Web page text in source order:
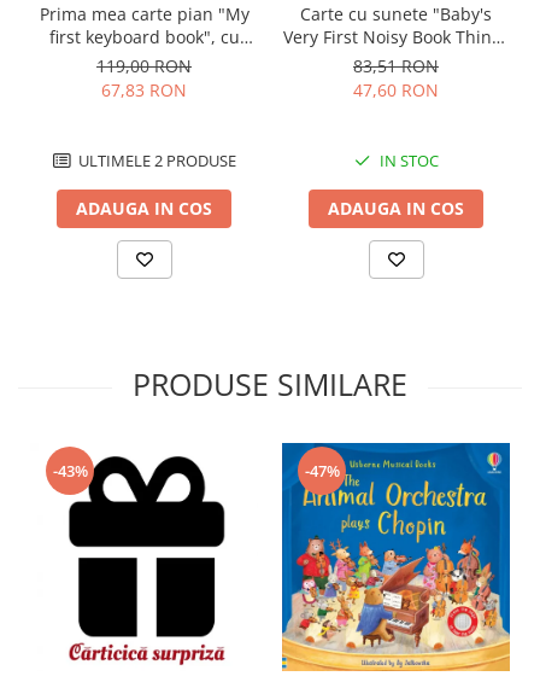
Prima mea carte pian "My
first keyboard book", cu
partituri, Usborne
119,00 RON
67,83 RON
ULTIMELE 2 PRODUSE
ADAUGA IN COS
Carte cu sunete "Baby's
Very First Noisy Book Things
That Go", cartonata,
Usborne
83,51 RON
47,60 RON
IN STOC
ADAUGA IN COS
PRODUSE SIMILARE
-43% -47%